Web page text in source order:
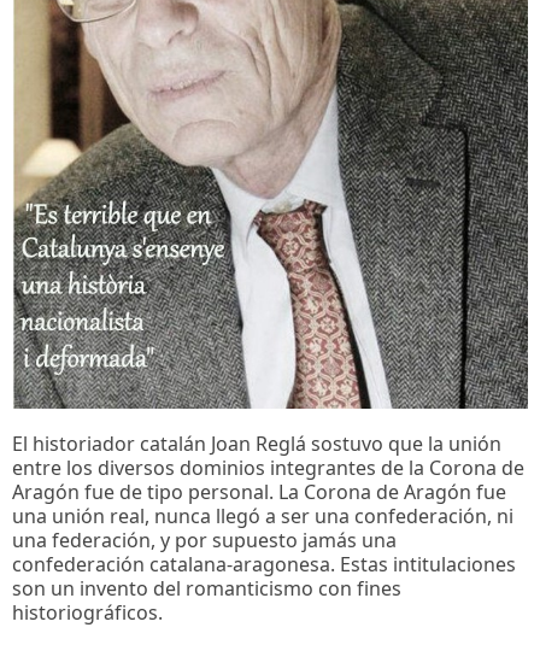
El historiador catalán Joan Reglá sostuvo que la unión
entre los diversos dominios integrantes de la Corona de
Aragón fue de tipo personal. La Corona de Aragón fue
una unión real, nunca llegó a ser una confederación, ni
una federación, y por supuesto jamás una
confederación catalana-aragonesa. Estas intitulaciones
son un invento del romanticismo con fines
historiográficos.